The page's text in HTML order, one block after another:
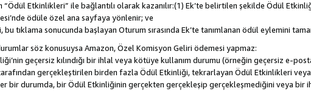
“Ödül Etkinlikleri” ile bağlantılı olarak kazanılır:(1) Ek’te belirtilen şekilde Ödül
ödüle özel ana sayfaya yönlenir; ve
bu tıklama sonucunda başlayan Oturum sırasında Ek’te tanımlanan ödül eylemini
söz konusuysa Amazon, Özel Komisyon Geliri ödemesi yapmaz:
geçersiz kılındığı bir ihlal veya kötüye kullanım durumu (örneğin geçersiz e-
gerçekleştirilen birden fazla Ödül Etkinliği, tekrarlayan Ödül Etkinlikleri
bir durumda, bir Ödül Etkinliğinin gerçekten gerçekleşip gerçekleşmediğini veya bir